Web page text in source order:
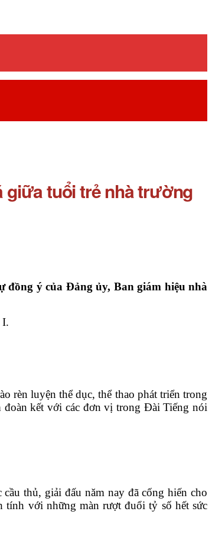
giữa tuổi trẻ nhà trường
đồng ý của Đảng ủy, Ban giám hiệu nhà
I.
rèn luyện thể dục, thể thao phát triển trong
đoàn kết với các đơn vị trong Đài Tiếng nói
thủ, giải đấu năm nay đã cống hiến cho
tính với những màn rượt đuổi tỷ số hết sức